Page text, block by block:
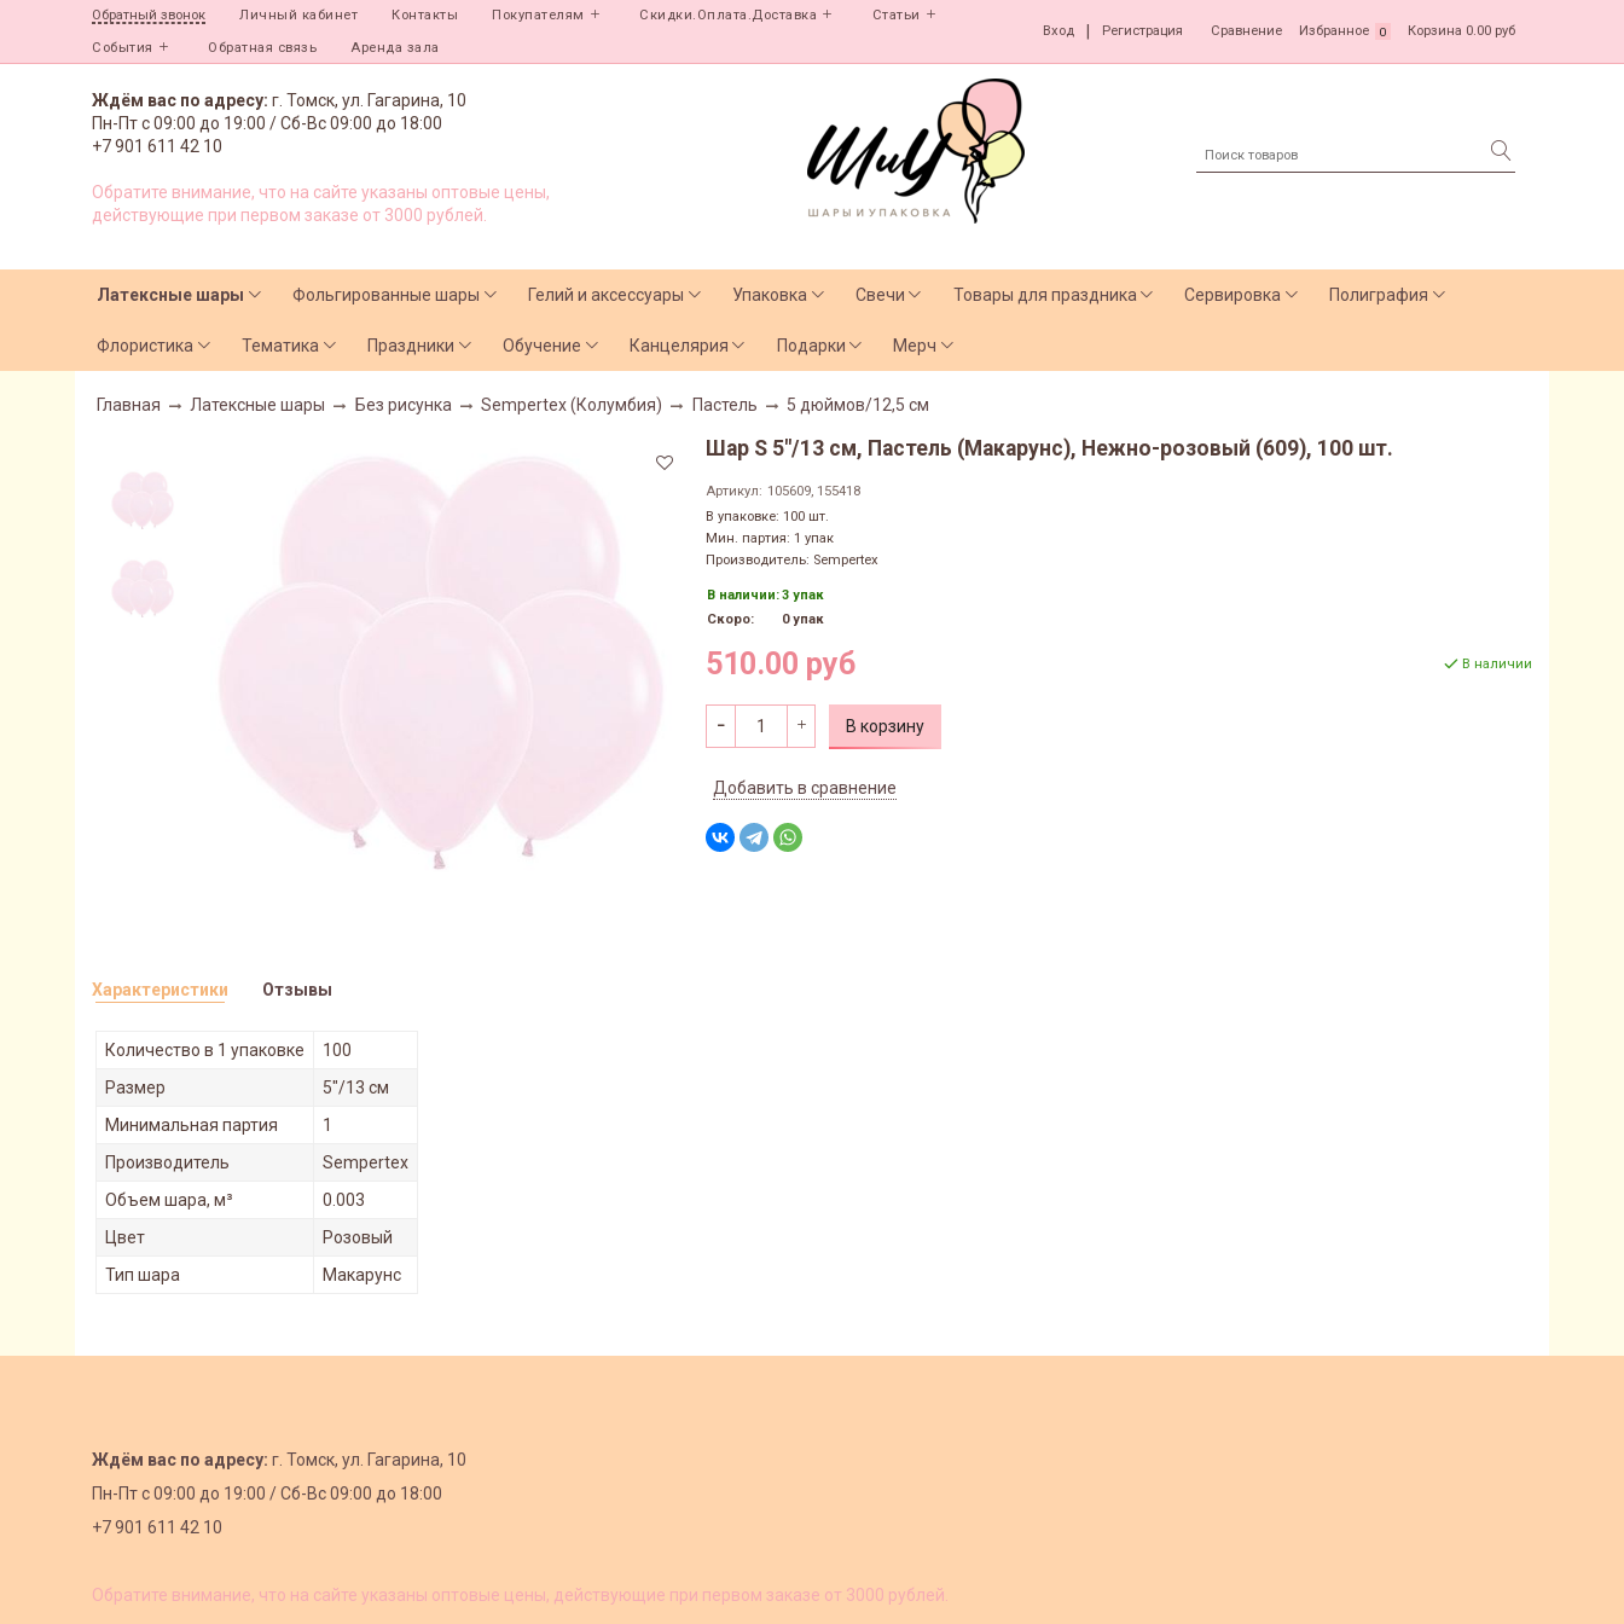
Обратный звонок Личный кабинет Контакты Покупателям Скидки.Оплата.Доставка Статьи
События Обратная связь Аренда зала
Вход Регистрация Сравнение Избранное 0 Корзина 0.00 руб
Ждём вас по адресу: г. Томск, ул. Гагарина, 10
Пн-Пт с09:00 до 19:00 /Сб-Вс 09:00 до 18:00
+7 901 611 42 10
Обратите внимание, что на сайте указаны оптовые цены,
действующие при первом заказе от 3000 рублей.
Латексные шары Фольгированные шары Гелий и аксессуары Упаковка Свечи Товары для праздника Сервировка Полиграфия
Флористика Тематика Праздники Обучение Канцелярия Подарки Мерч
Главная Латексные шары Без рисунка Sempertex (Колумбия) Пастель 5 дюймов/12,5 см
Шар S 5"/13 см, Пастель (Макарунс), Нежно-розовый (609), 100 шт.
Артикул: 105609, 155418
В упаковке: 100 шт.
Мин. партия: 1 упак
Производитель: Sempertex
В наличии:3 упак
Скоро:
0 упак
510.00 руб В наличии
В корзину
Добавить в сравнение
Характеристики
Количество в 1 упаковке
100
Размер
5"/13 см
Минимальная партия
1
Производитель
Sempertex
Объем шара, м³
0.003
Цвет
Розовый
Тип шара
Макарунс
Отзывы
Ждём вас по адресу: г. Томск, ул. Гагарина, 10
Пн-Пт с09:00 до 19:00 /Сб-Вс 09:00 до 18:00
+7 901 611 42 10
Обратите внимание, что на сайте указаны оптовые цены, действующие при первом заказе от 3000 рублей.